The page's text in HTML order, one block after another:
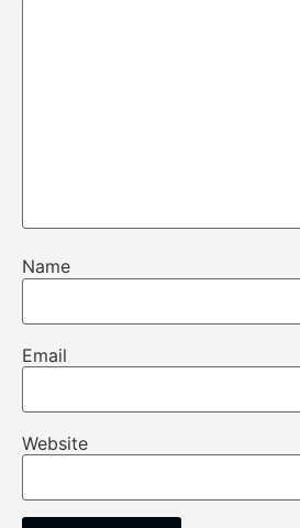
Name
Email
Website